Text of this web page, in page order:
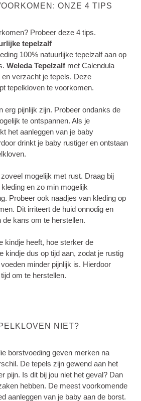
ONZE 4 TIPS
Probeer deze 4 tips.
tepelzalf
100% natuurlijke tepelzalf aan op
Weleda Tepelzalf met Calendula
verzacht je tepels. Deze
tepelkloven te voorkomen.
erg pijnlijk zijn. Probeer ondanks de
te ontspannen. Als je
het aanleggen van je baby
drinkt je baby rustiger en ontstaan
mogelijk met rust. Draag bij
en zo min mogelijk
Probeer ook naadjes van kleding op
Dit irriteert de huid onnodig en
de kans om te herstellen.
kindje heeft, hoe sterker de
kindje dus op tijd aan, zodat je rustig
minder pijnlijk is. Hierdoor
om te herstellen.
NIET?
borstvoeding geven merken na
De tepels zijn gewend aan het
pijn. Is dit bij jou niet het geval? Dan
hebben. De meest voorkomende
aanleggen van je baby aan de borst.